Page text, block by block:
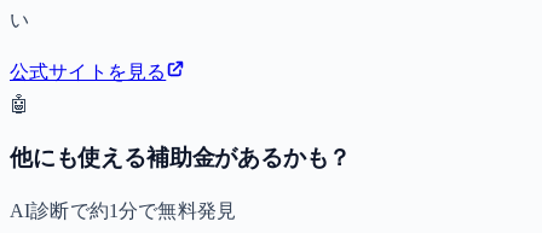
い
公式サイトを見る
🤖
他にも使える補助金があるかも？
AI診断で約1分で無料発見